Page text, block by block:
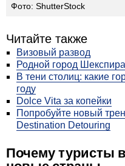
Фото: ShutterStock
Читайте также
Визовый развод
Родной город
В тени столиц: какие
году
Dolce Vita за копейки
Попробуйте новый
Destination Detouring
Почему туристы